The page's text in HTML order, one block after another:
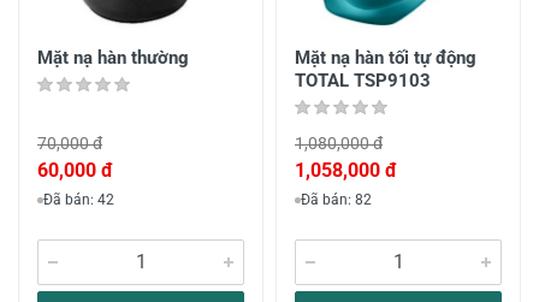
Mặt nạ hàn thường
70,000 đ
60,000 đ
Đã bán: 42
Mặt nạ hàn tối tự động
TOTAL TSP9103
1,080,000 đ
1,058,000 đ
Đã bán: 82